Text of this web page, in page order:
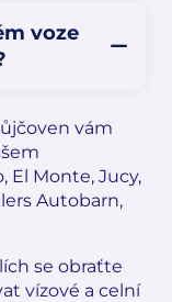
voze
vám
El Monte, Jucy,
Autobarn,
se obraťte
vízové a celní